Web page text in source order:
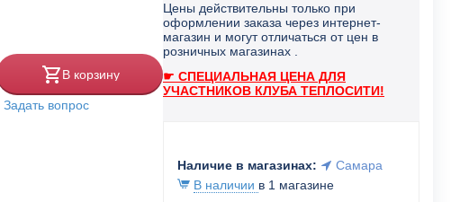
В корзину
Задать вопрос
Цены действительны только при
оформлении заказа через интернет-
магазин и могут отличаться от цен в
розничных магазинах .
☛ СПЕЦИАЛЬНАЯ ЦЕНА ДЛЯ
УЧАСТНИКОВ КЛУБА ТЕПЛОСИТИ!
Наличие в магазинах:
Самара
В наличии в 1 магазине